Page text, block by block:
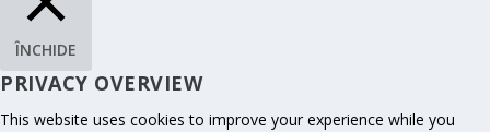
ÎNCHIDE
PRIVACY OVERVIEW
This website uses cookies to improve your experience while you